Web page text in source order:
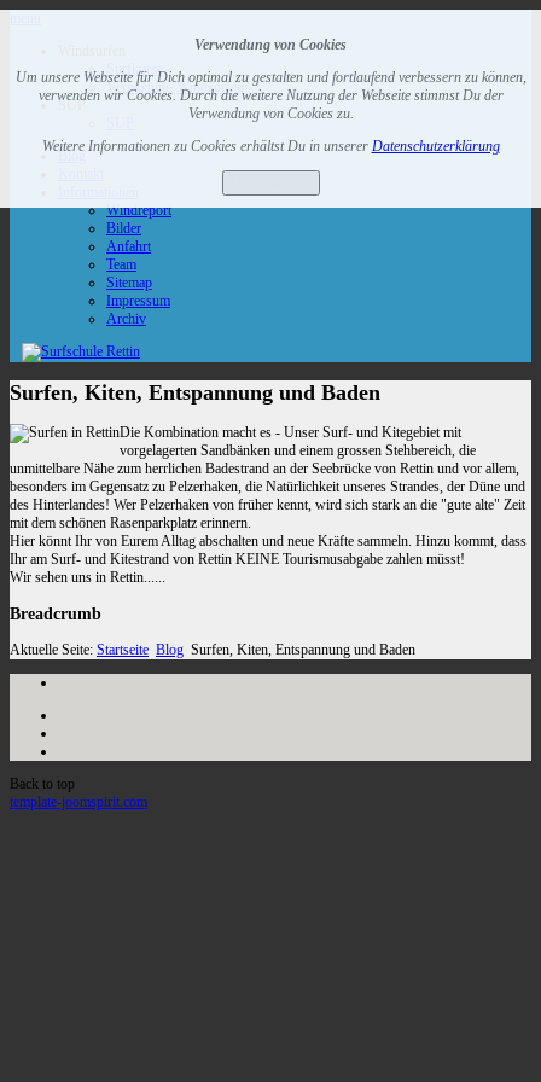
Verwendung von Cookies
Um unsere Webseite für Dich optimal zu gestalten und fortlaufend verbessern zu können,
verwenden wir Cookies. Durch die weitere Nutzung der Webseite stimmst Du der
Verwendung von Cookies zu.
Weitere Informationen zu Cookies erhältst Du in unserer Datenschutzerklärung
Surfkurse
Vermietung Windsurfen
SUP
Blog
Windreport
Bilder
Anfahrt
Team
Sitemap
Impressum
Archiv
Surfen, Kiten, Entspannung und Baden
Die Kombination macht es - Unser Surf- und Kitegebiet mit
vorgelagerten Sandbänken und einem grossen Stehbereich, die
unmittelbare Nähe zum herrlichen Badestrand an der Seebrücke von Rettin und vor allem,
besonders im Gegensatz zu Pelzerhaken, die Natürlichkeit unseres Strandes, der Düne und
des Hinterlandes! Wer Pelzerhaken von früher kennt, wird sich stark an die "gute alte" Zeit
mit dem schönen Rasenparkplatz erinnern.
Hier könnt Ihr von Eurem Alltag abschalten und neue Kräfte sammeln. Hinzu kommt, dass
Ihr am Surf- und Kitestrand von Rettin KEINE Tourismusabgabe zahlen müsst!
Wir sehen uns in Rettin......
Breadcrumb
Aktuelle Seite: Startseite Blog Surfen, Kiten, Entspannung und Baden
Back to top
template-joomspirit.com